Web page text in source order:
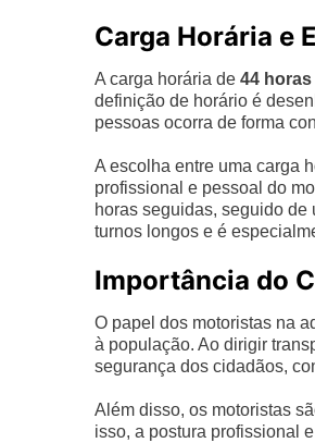
Carga Horária e
A carga horária de 44
definição de horário é
pessoas ocorra de forma
A escolha entre uma carga
profissional e pessoal do
horas seguidas, seguido
turnos longos e é
Importância do
O papel dos motoristas na
à população. Ao dirigir
segurança dos cidadãos,
Além disso, os motoristas
isso, a postura profissional